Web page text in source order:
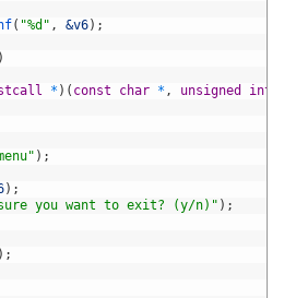
( "%d" , &v6) ;
)
* ) ( const char * , unsigned int
) ;
) ;
you want to exit? (y/n)" ) ;
) ;